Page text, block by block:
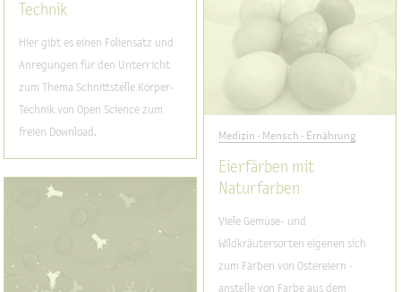
Technik
Hier gibt es einen Foliensatz und
Anregungen für den Unterricht
zum Thema Schnittstelle Körper-
Technik von Open Science zum
freien Download.
Medizin - Mensch - Ernährung
Eierfärben mit
Naturfarben
Viele Gemüse- und
Wildkräutersorten eigenen sich
zum Färben von Ostereiern -
anstelle von Farbe aus dem